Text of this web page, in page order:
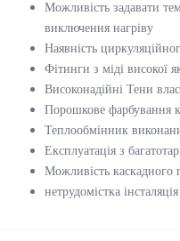
Можливість задавати
виключення нагріву
Наявність
Фітинги з міді високої
Високонадійні Тени
Порошкове фарбування
Теплообмінник
Експлуатація з
Можливість каскадного
нетрудомістка інсталяція